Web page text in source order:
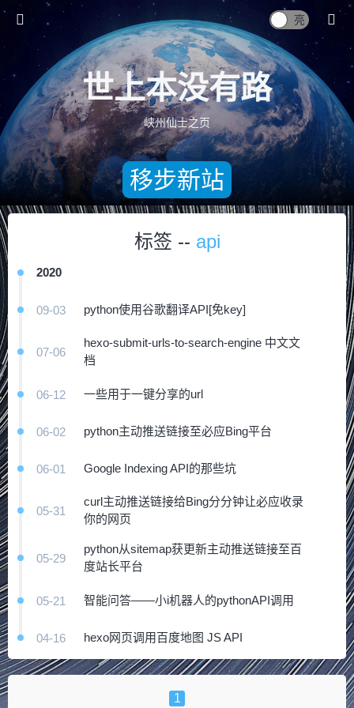
世上本没有路
峡州仙士之页
移步新站
标签 -- api
2020
09-03 python使用谷歌翻译API[免key]
07-06
hexo-submit-urls-to-search-engine 中文文
档
06-12 一些用于一键分享的url
06-02 python主动推送链接至必应Bing平台
06-01 Google Indexing API的那些坑
05-31
curl主动推送链接给Bing分分钟让必应收录
你的网页
05-29
python从sitemap获更新主动推送链接至百
度站长平台
05-21 智能问答——小i机器人的pythonAPI调用
04-16 hexo网页调用百度地图 JS API
1